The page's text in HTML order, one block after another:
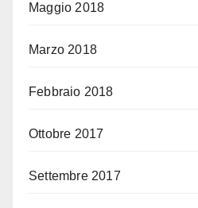
Maggio 2018
Marzo 2018
Febbraio 2018
Ottobre 2017
Settembre 2017